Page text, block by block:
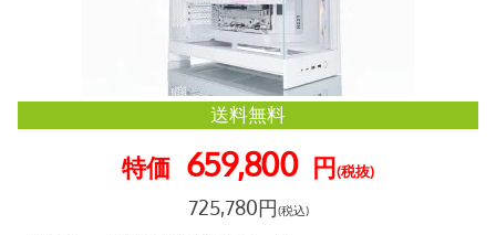
送料無料
特価 659,800 円(税抜)
725,780円(税込)